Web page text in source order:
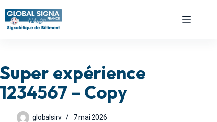
Super expérience
1234567 – Copy
globalsirv 7 mai 2026